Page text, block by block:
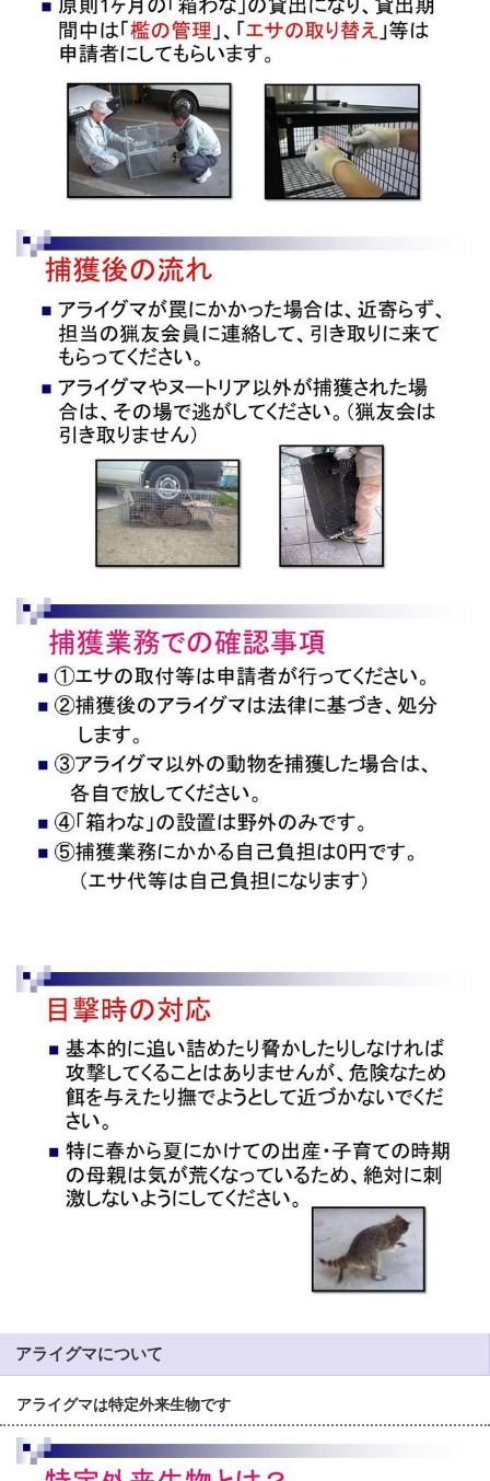
アライグマについて
アライグマは特定外来生物です